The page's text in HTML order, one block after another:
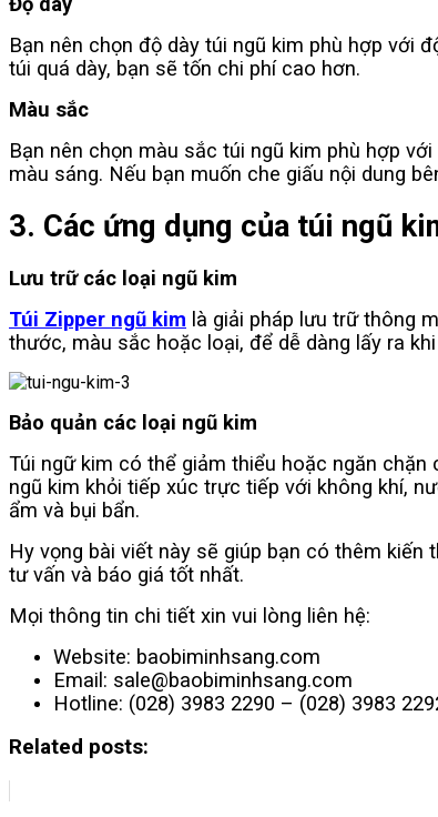
Bạn nên chọn độ dày túi ngũ kim phù hợp với
túi quá dày, bạn sẽ tốn chi phí cao hơn.
Màu sắc
Bạn nên chọn màu sắc túi ngũ kim phù hợp
màu sáng. Nếu bạn muốn che giấu nội dung
3. Các ứng dụng của túi ngũ
Lưu trữ các loại ngũ kim
Túi Zipper ngũ kim là giải pháp lưu trữ thông
thước, màu sắc hoặc loại, để dễ dàng lấy ra
Bảo quản các loại ngũ kim
Túi ngữ kim có thể giảm thiểu hoặc ngăn
ngũ kim khỏi tiếp xúc trực tiếp với không khí,
ẩm và bụi bẩn.
Hy vọng bài viết này sẽ giúp bạn có thêm
tư vấn và báo giá tốt nhất.
Mọi thông tin chi tiết xin vui lòng liên hệ:
Website: baobiminhsang.com
Email: sale@baobiminhsang.com
Hotline: (028) 3983 2290 – (028) 3983
Related posts: